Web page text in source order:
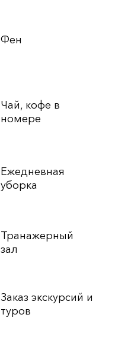
Фен
Чай, кофе в
номере
Ежедневная
уборка
Транажерный
зал
Заказ экскурсий и
туров